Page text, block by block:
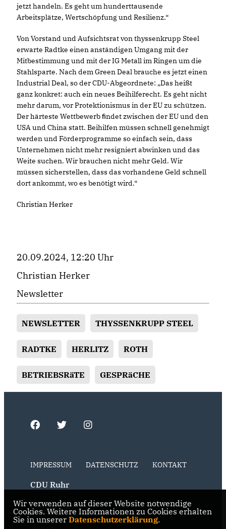
jetzt handeln. Es geht um hunderttausende
Arbeitsplätze, Wertschöpfung und Resilienz.“
Von Vorstand und Aufsichtsrat von thyssenkrupp Steel
erwarte Radtke einen anständigen Umgang mit der
Mitbestimmung und mit der IG Metall im Ringen um die
Stahlsparte. Nach dem Green Deal brauche es jetzt einen
Industrial Deal, so der CDU-Abgeordnete: „Das heißt
ganz konkret: auch ein neues Beihilferecht. Es geht nicht
mehr darum, vor Protektionismus in der EU zu schützen.
Der härteste Wettbewerb ﬁndet zwischen der EU und den
USA und China statt. Beihilfen müssen schnell genehmigt
werden und Förderprogramme so einfach sein, dass
Unternehmen nicht mehr resigniert abwinken und das
Weite suchen. Wir brauchen nicht mehr Geld. Wir
müssen sicherstellen, dass das vorhandene Geld schnell
dort ankommt, wo es benötigt wird.“
Christian Herker
20.09.2024, 12:20 Uhr
Christian Herker
Newsletter
NEWSLETTER THYSSENKRUPP STEEL
RADTKE HERLITZ ROTH
BETRIEBSRäTE GESPRäCHE
IMPRESSUM DATENSCHUTZ KONTAKT
CDU Ruhr
CDU NRW
Wir verwenden auf dieser Website notwendige
Cookies. Weitere Informationen zu Cookies erhalten
Sie in unserer Datenschutzerklärung.